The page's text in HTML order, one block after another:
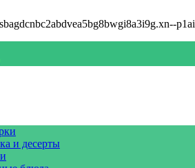
p1ai
и десерты